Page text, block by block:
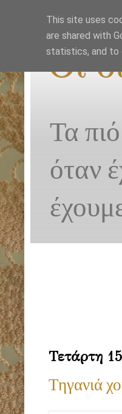
Οι
Τα
όταν
Τετάρτη
Τηγανιά
This site uses
are shared with
statistics, and to